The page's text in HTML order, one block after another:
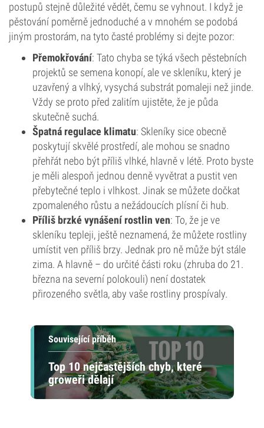
postupů stejně důležité vědět, čemu se vyhnout. I když je
pěstování poměrně jednoduché a v mnohém se podobá
jiným prostorám, na tyto časté problémy si dejte pozor:
Přemokřování: Tato chyba se týká všech pěstebních
projektů se semena konopí, ale ve skleníku, který je
uzavřený a vlhký, vysychá substrát pomaleji než jinde.
Vždy se proto před zalitím ujistěte, že je půda
skutečně suchá.
Špatná regulace klimatu: Skleníky sice obecně
poskytují skvělé prostředí, ale mohou se snadno
přehřát nebo být příliš vlhké, hlavně v létě. Proto byste
je měli alespoň jednou denně vyvětrat a pustit ven
přebytečné teplo i vlhkost. Jinak se můžete dočkat
zpomaleného růstu a nežádoucích plísní či hub.
Příliš brzké vynášení rostlin ven: To, že je ve
skleníku tepleji, ještě neznamená, že můžete rostliny
umístit ven příliš brzy. Jednak pro ně může být stále
zima. A hlavně – do určité části roku (zhruba do 21.
března na severní polokouli) není dostatek
přirozeného světla, aby vaše rostliny prospívaly.
Související příběh
Top 10 nejčastějších chyb, které
groweři dělají